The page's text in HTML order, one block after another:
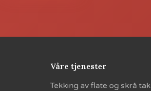
Våre tjenester
Tekking av flate og skrå tak